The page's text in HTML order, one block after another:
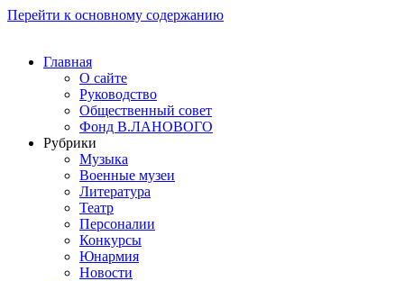
Перейти к основному содержанию
Главная
О сайте
Руководство
Общественный совет
Фонд В.ЛАНОВОГО
Рубрики
Музыка
Военные музеи
Литература
Театр
Персоналии
Конкурсы
Юнармия
Новости